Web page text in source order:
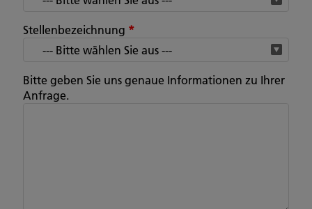
Stellenbezeichnung *
Bitte geben Sie uns genaue Informationen zu Ihrer
Anfrage.